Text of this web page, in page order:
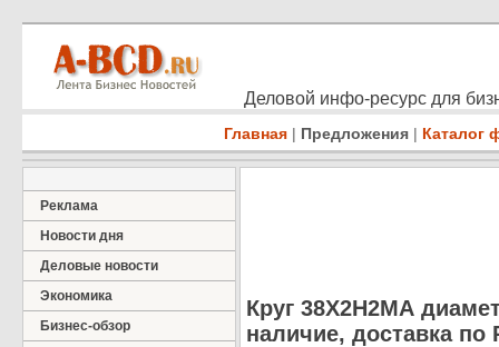
Деловой инфо-ресурс для
Главная | Предложения | Каталог
Реклама
Новости дня
Деловые новости
Экономика
Бизнес-обзор
Круг 38Х2Н2МА
наличие, доставка по